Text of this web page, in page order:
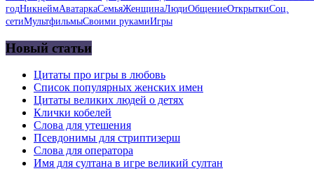
годНикнеймАватаркаСемьяЖенщинаЛюдиОбщениеОткрыткиСоц.
сетиМультфильмыСвоими рукамиИгры
Новый статьи
Цитаты про игры в любовь
Список популярных женских имен
Цитаты великих людей о детях
Клички кобелей
Слова для утешения
Псевдонимы для стриптизерш
Слова для оператора
Имя для султана в игре великий султан